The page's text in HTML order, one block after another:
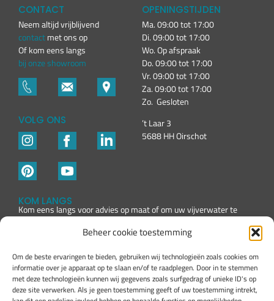
Beheer cookie toestemming
Om de beste ervaringen te bieden, gebruiken wij technologieën zoals cookies om
informatie over je apparaat op te slaan en/of te raadplegen. Door in te stemmen
met deze technologieën kunnen wij gegevens zoals surfgedrag of unieke ID's op
deze site verwerken. Als je geen toestemming geeft of uw toestemming intrekt,
CONTACT
Neem altijd vrijblijvend
contactmet ons op
Of kom eens langs
bij onze showroom
VOLG ONS
OPENINGSTIJDEN
Ma. 09:00 tot 17:00
Di. 09:00 tot 17:00
Wo. Op afspraak
Do. 09:00 tot 17:00
Vr. 09:00 tot 17:00
Za. 09:00 tot 17:00
Zo. Gesloten
’t Laar 3
5688 HH Oirschot
KOM LANGS
Kom eens langs voor advies op maat of om uw vijverwater te